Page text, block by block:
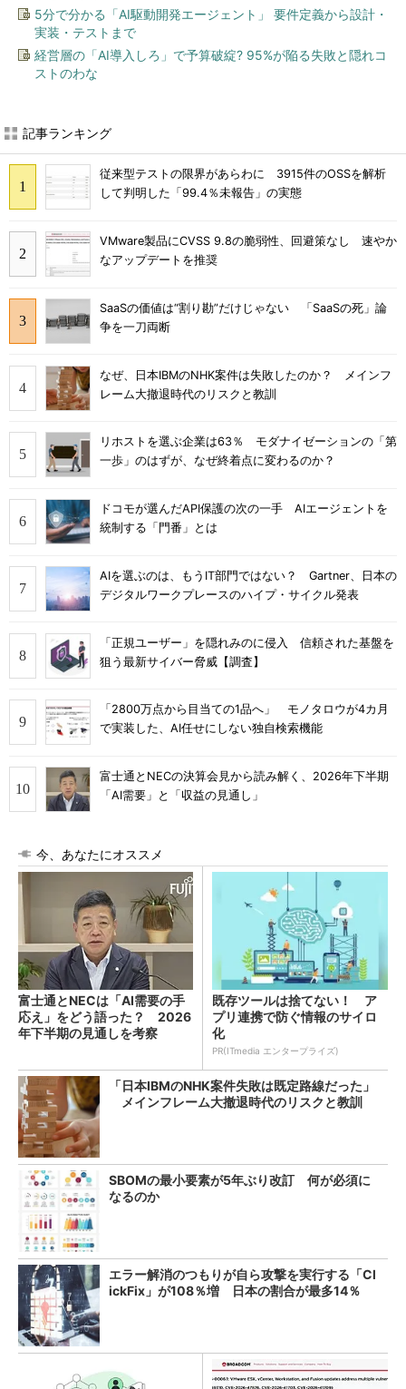
5分で分かる「AI駆動開発エージェント」 要件定義から設計・
実装・テストまで
経営層の「AI導入しろ」で予算破綻? 95%が陥る失敗と隠れコ
ストのわな
記事ランキング
従来型テストの限界があらわに 3915件のOSSを解析
して判明した「99.4％未報告」の実態
VMware製品にCVSS 9.8の脆弱性、回避策なし 速やか
なアップデートを推奨
SaaSの価値は“割り勘”だけじゃない 「SaaSの死」論
争を一刀両断
なぜ、日本IBMのNHK案件は失敗したのか？ メインフ
レーム大撤退時代のリスクと教訓
リホストを選ぶ企業は63％ モダナイゼーションの「第
一歩」のはずが、なぜ終着点に変わるのか？
ドコモが選んだAPI保護の次の一手 AIエージェントを
統制する「門番」とは
AIを選ぶのは、もうIT部門ではない？ Gartner、日本の
デジタルワークプレースのハイプ・サイクル発表
「正規ユーザー」を隠れみのに侵入 信頼された基盤を
狙う最新サイバー脅威【調査】
「2800万点から目当ての1品へ」 モノタロウが4カ月
で実装した、AI任せにしない独自検索機能
富士通とNECの決算会見から読み解く、2026年下半期
「AI需要」と「収益の見通し」
今、あなたにオススメ
富士通とNECは「AI需要の手
応え」をどう語った？ 2026
年下半期の見通しを考察
既存ツールは捨てない！ ア
プリ連携で防ぐ情報のサイロ
化
PR(ITmedia エンタープライズ)
「日本IBMのNHK案件失敗は既定路線だった」
メインフレーム大撤退時代のリスクと教訓
SBOMの最小要素が5年ぶり改訂 何が必須に
なるのか
エラー解消のつもりが自ら攻撃を実行する「Cl
ickFix」が108％増 日本の割合が最多14％